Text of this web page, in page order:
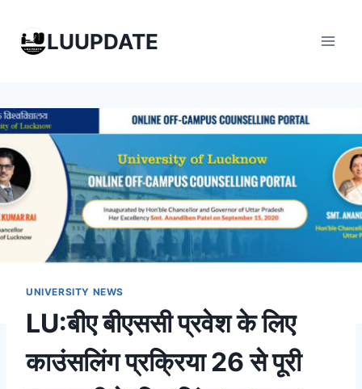
contentLUUPDATE
UNIVERSITY NEWS
LU:बीए बीएससी प्रवेश के लिए
काउंसलिंग प्रक्रिया 26 से पूरी